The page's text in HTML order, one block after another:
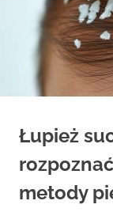
Łupież
metody